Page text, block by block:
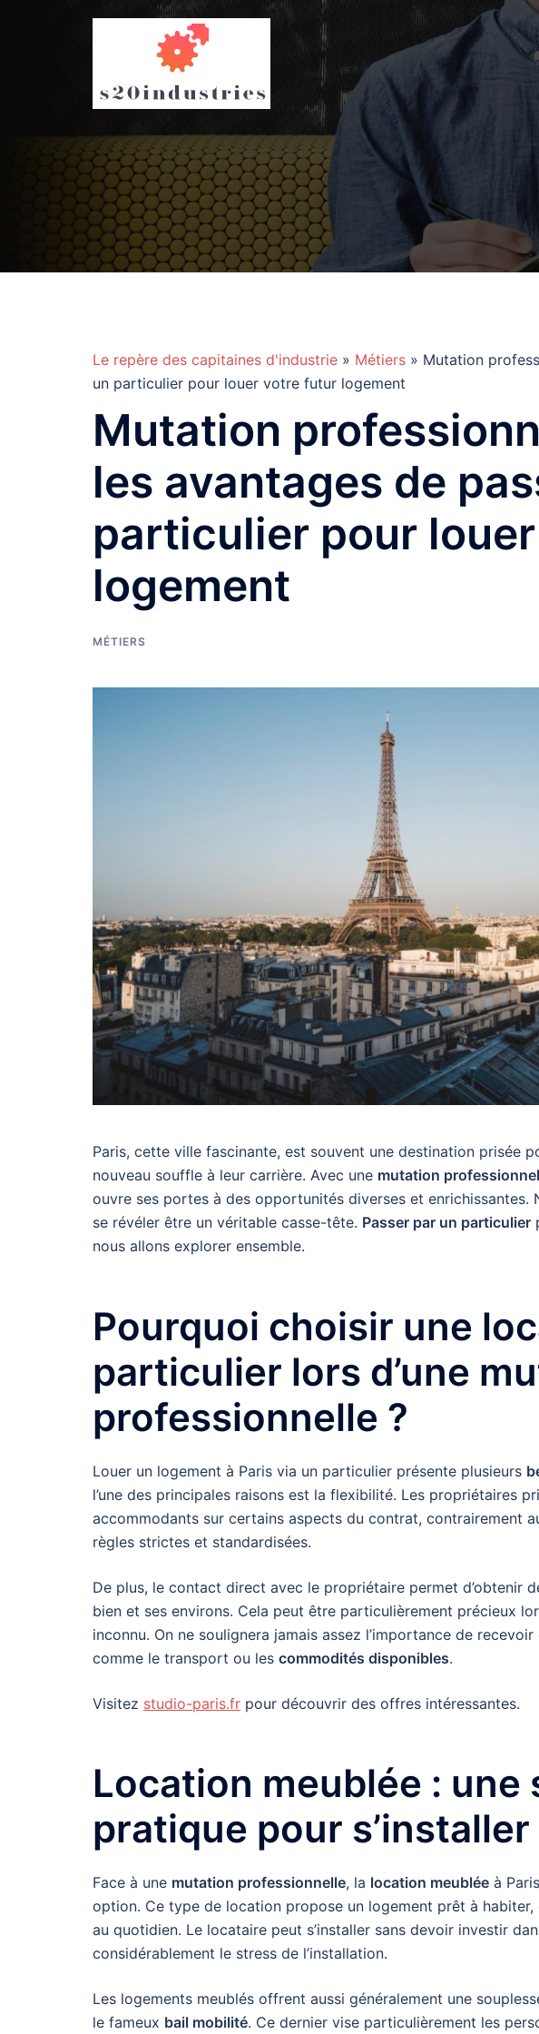
Le repère des capitaines d'industrie » Métiers » Mutation
un particulier pour louer votre futur logement
Mutation
les avantages de
particulier pour
logement
MÉTIERS
Paris, cette ville fascinante, est souvent une destination prisée
nouveau souffle à leur carrière. Avec une mutation
ouvre ses portes à des opportunités diverses et enrichissantes.
se révéler être un véritable casse-tête. Passer par un particulier
nous allons explorer ensemble.
Pourquoi choisir une
particulier lors d’une
professionnelle ?
Louer un logement à Paris via un particulier présente plusieurs
l’une des principales raisons est la flexibilité. Les propriétaires
accommodants sur certains aspects du contrat, contrairement
règles strictes et standardisées.
De plus, le contact direct avec le propriétaire permet d’obtenir
bien et ses environs. Cela peut être particulièrement précieux
inconnu. On ne soulignera jamais assez l’importance de
comme le transport ou les commodités disponibles.
Visitez studio-paris.fr pour découvrir des offres intéressantes.
Location meublée : une
pratique pour
Face à une mutation professionnelle, la location meublée à
option. Ce type de location propose un logement prêt à
au quotidien. Le locataire peut s’installer sans devoir investir
considérablement le stress de l’installation.
Les logements meublés offrent aussi généralement une
le fameux bail mobilité. Ce dernier vise particulièrement les